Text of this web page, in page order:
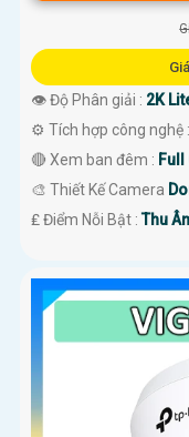
👁 Độ Phân giải : 2K
⚙ Tích hợp công nghệ :
🔴 Xem ban đêm : Full
🎨 Thiết Kế Camera
️₤ Điểm Nỗi Bật :Thu